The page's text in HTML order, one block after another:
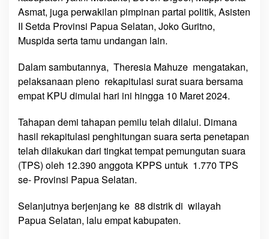
o
a
l
n
S
a
P
e
m
i
l
u
H
i
Asmat, juga perwakilan pimpinan partai politik, Asisten
II Setda Provinsi Papua Selatan, Joko Guritno,
Muspida serta tamu undangan lain.
Dalam sambutannya, Theresia Mahuze mengatakan,
pelaksanaan pleno rekapitulasi surat suara bersama
empat KPU dimulai hari ini hingga 10 Maret 2024.
Tahapan demi tahapan pemilu telah dilalui. Dimana
hasil rekapitulasi penghitungan suara serta penetapan
telah dilakukan dari tingkat tempat pemungutan suara
(TPS) oleh 12.390 anggota KPPS untuk 1.770 TPS
se- Provinsi Papua Selatan.
Selanjutnya berjenjang ke 88 distrik di wilayah
Papua Selatan, lalu empat kabupaten.